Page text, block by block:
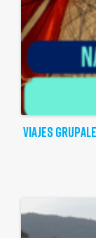
VIAJES